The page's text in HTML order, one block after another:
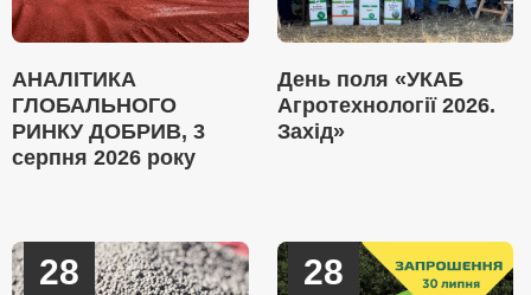
АНАЛІТИКА
ГЛОБАЛЬНОГО
РИНКУ ДОБРИВ, 3
серпня 2026 року
День поля «УКАБ
Агротехнології 2026.
Захід»
28 28